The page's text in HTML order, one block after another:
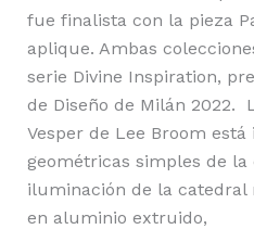
fue finalista con la pieza
aplique. Ambas
serie Divine Inspiration,
de Diseño de Milán 2022.
Vesper de Lee Broom
geométricas simples de
iluminación de la catedral
en aluminio extruido,